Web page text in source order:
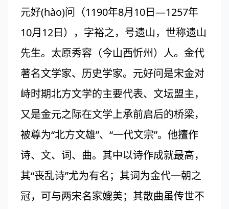
元好(hào)问（1190年8月10日—1257年
10月12日），字裕之，号遗山，世称遗山
先生。太原秀容（今山西忻州）人。金代
著名文学家、历史学家。元好问是宋金对
峙时期北方文学的主要代表、文坛盟主，
又是金元之际在文学上承前启后的桥梁，
被尊为“北方文雄”、“一代文宗”。他擅作
诗、文、词、曲。其中以诗作成就最高，
其“丧乱诗”尤为有名；其词为金代一朝之
冠，可与两宋名家媲美；其散曲虽传世不